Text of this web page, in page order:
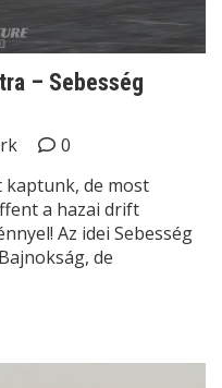
– Sebesség
0
kaptunk, de most
a hazai drift
Az idei Sebesség
de